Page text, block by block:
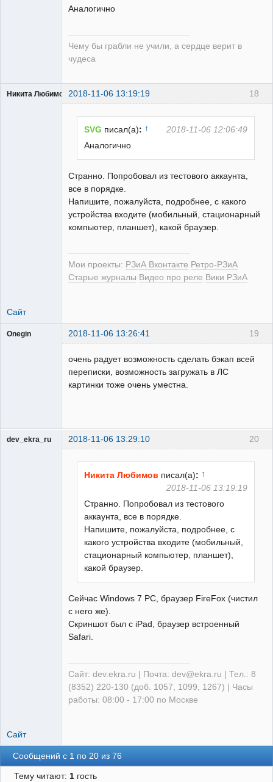
Аналогично
Чему бы грабли не учили, а сердце верит в
чудеса
18
Никита Любимов 2018-11-06 13:19:19
SVG писал(а): ↑
2018-11-06 12:06:49
Аналогично
Странно. Попробовал из тестового аккаунта,
все в порядке.
Напишите, пожалуйста, подробнее, с какого
устройства входите (мобильный, стационарный
компьютер, планшет), какой браузер.
Мои проекты: РЗиА Вконтакте Ретро-РЗиА
Старые журналы Видео про реле Вики РЗиА
Сайт
19
Onegin 2018-11-06 13:26:41
очень радует возможность сделать бэкап всей
переписки, возможность загружать в ЛС
картинки тоже очень уместна.
20
dev_ekra_ru 2018-11-06 13:29:10
Никита Любимов писал(а): ↑
2018-11-06 13:19:19
Странно. Попробовал из тестового
аккаунта, все в порядке.
Напишите, пожалуйста, подробнее, с
какого устройства входите (мобильный,
стационарный компьютер, планшет),
какой браузер.
Сейчас Windows 7 PC, браузер FireFox (чистил
с него же).
Скриншот был с iPad, браузер встроенный
Safari.
Сайт: dev.ekra.ru | Почта: dev@ekra.ru | Тел.: 8
(8352) 220-130 (доб. 1057, 1099, 1267) | Часы
работы: 08:00 - 17:00 по Москве
Сайт
Сообщений с 1 по 20 из 76
Тему читают: 1гость